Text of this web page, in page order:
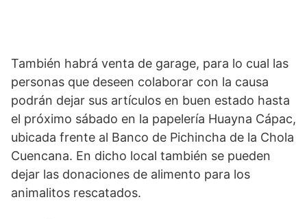
También habrá venta de garage, para lo cual las
personas que deseen colaborar con la causa
podrán dejar sus artículos en buen estado hasta
el próximo sábado en la papelería Huayna Cápac,
ubicada frente al Banco de Pichincha de la Chola
Cuencana. En dicho local también se pueden
dejar las donaciones de alimento para los
animalitos rescatados.